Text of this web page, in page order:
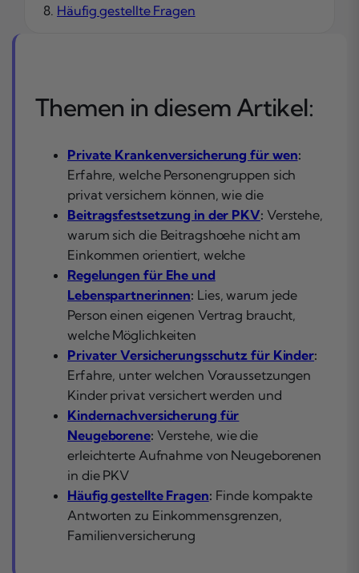
Häufig gestellte Fragen
Themen in diesem Artikel:
Private Krankenversicherung für wen:
Erfahre, welche Personengruppen sich
privat versichern können, wie die
Beitragsfestsetzung in der PKV: Verstehe,
warum sich die Beitragshoehe nicht am
Einkommen orientiert, welche
Regelungen für Ehe und
Lebenspartnerinnen: Lies, warum jede
Person einen eigenen Vertrag braucht,
welche Möglichkeiten
Privater Versicherungsschutz für Kinder:
Erfahre, unter welchen Voraussetzungen
Kinder privat versichert werden und
Kindernachversicherung für
Neugeborene: Verstehe, wie die
erleichterte Aufnahme von Neugeborenen
in die PKV
Häufig gestellte Fragen: Finde kompakte
Antworten zu Einkommensgrenzen,
Familienversicherung